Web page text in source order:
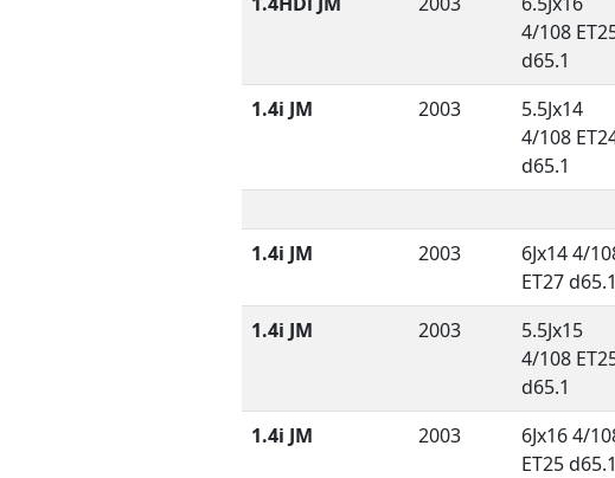
4/108
d65.1
1.4i JM 2003
5.5Jx14
4/108
d65.1
1.4i JM 2003
6Jx14 4/
ET27 d65.1
1.4i JM 2003
5.5Jx15
4/108
d65.1
1.4i JM 2003
6Jx16 4/
ET25 d65.1